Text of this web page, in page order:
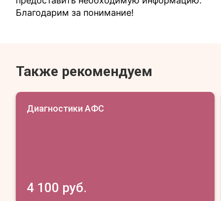
Благодарим за понимание!
Также рекомендуем
Диагностики АФС
4 100 руб.